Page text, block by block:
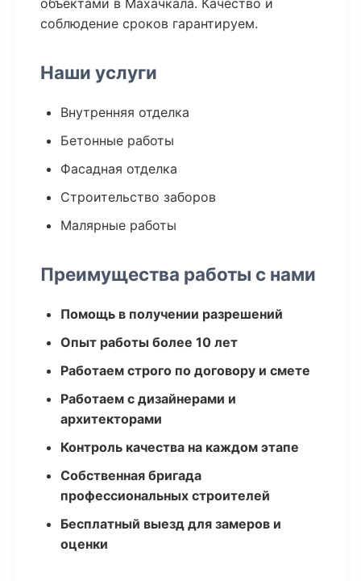
объектами в Махачкала. Качество и
соблюдение сроков гарантируем.
Наши услуги
Внутренняя отделка
Бетонные работы
Фасадная отделка
Строительство заборов
Малярные работы
Преимущества работы с нами
Помощь в получении разрешений
Опыт работы более 10 лет
Работаем строго по договору и смете
Работаем с дизайнерами и
архитекторами
Контроль качества на каждом этапе
Собственная бригада
профессиональных строителей
Бесплатный выезд для замеров и
оценки